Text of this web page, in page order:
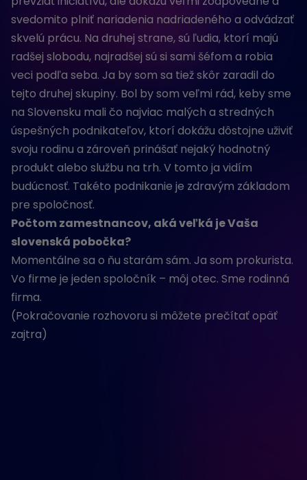
svedomito plniť nariadenia nadriadeného a odvádzať
skvelú prácu. Na druhej strane, sú ľudia, ktorí majú
radšej slobodu, najradšej sú si sami šéfom a robia
veci podľa seba. Ja by som sa tiež skôr zaradil do
tejto druhej skupiny. Bol by som veľmi rád, keby sme
na Slovensku mali čo najviac malých a stredných
úspešných podnikateľov, ktorí dokážu dôstojne uživiť
svoju rodinu a zároveň prinášať nejaký hodnotný
produkt alebo službu na trh. V tomto ja vidím
budúcnosť. Takéto podnikanie je zdravým základom
pre spoločnosť.
Počtom zamestnancov, aká veľká je Vaša
slovenská pobočka?
Momentálne sa o ňu starám sám. Ja som prokurista.
Vo firme je jeden spoločník – môj otec. Sme rodinná
firma.
(Pokračovanie rozhovoru si môžete prečítať opäť
zajtra)